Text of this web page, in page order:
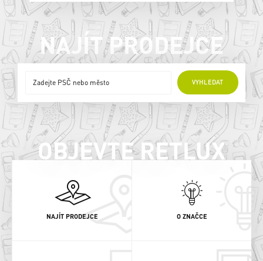
NAJÍT PRODEJCE
VYHLEDAT
ONLINE PRODEJCI
OBJEVTE RETLUX
NAJÍT PRODEJCE O ZNAČCE